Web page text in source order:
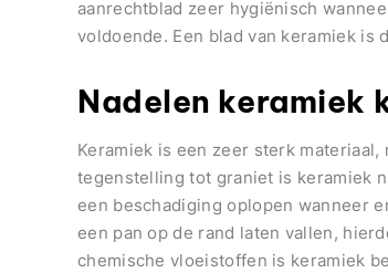
aanrechtblad zeer hygiënisch
voldoende. Een blad van keramiek
Nadelen keramiek
Keramiek is een zeer sterk
tegenstelling tot graniet is keramiek
een beschadiging oplopen wanneer
een pan op de rand laten vallen,
chemische vloeistoffen is keramiek